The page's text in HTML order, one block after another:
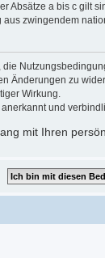
Absätze a bis c gilt
aus zwingendem
die
Änderungen zu
Wirkung.
und
mit Ihren